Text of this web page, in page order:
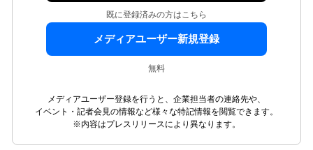
既に登録済みの方はこちら
メディアユーザー新規登録
無料
メディアユーザー登録を行うと、企業担当者の連絡先や、
イベント・記者会見の情報など様々な特記情報を閲覧できます。
※内容はプレスリリースにより異なります。